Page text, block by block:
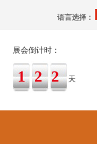
语言选择：
展会倒计时：
122 天